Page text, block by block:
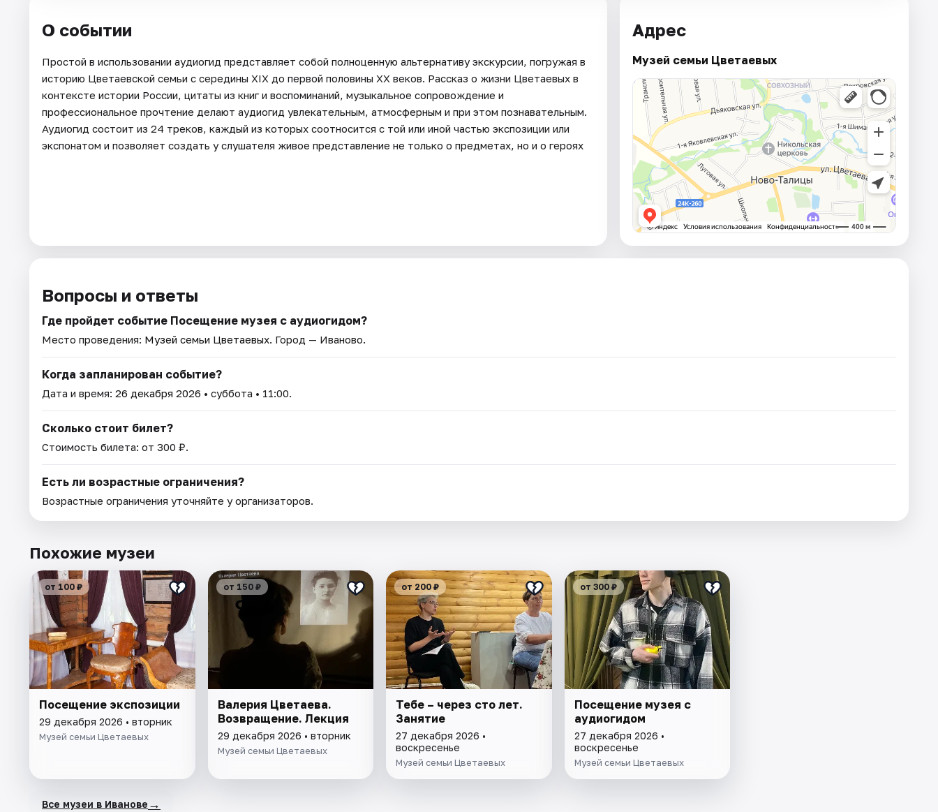
О событии
Простой в использовании аудиогид представляет собой полноценную альтернативу экскурсии, погружая в
историю Цветаевской семьи с середины XIX до первой половины XX веков. Рассказ о жизни Цветаевых в
контексте истории России, цитаты из книг и воспоминаний, музыкальное сопровождение и
профессиональное прочтение делают аудиогид увлекательным, атмосферным и при этом познавательным.
Аудиогид состоит из 24 треков, каждый из которых соотносится с той или иной частью экспозиции или
экспонатом и позволяет создать у слушателя живое представление не только о предметах, но и о героях
Адрес
Музей семьи Цветаевых
Вопросы и ответы
Где пройдет событие Посещение музея с аудиогидом?
Место проведения: Музей семьи Цветаевых. Город — Иваново.
Когда запланирован событие?
Дата и время: 26 декабря 2026 • суббота • 11:00.
Сколько стоит билет?
Стоимость билета: от 300 ₽.
Есть ли возрастные ограничения?
Возрастные ограничения уточняйте у организаторов.
Похожие музеи
от 100 ₽
Посещение экспозиции
29 декабря 2026 • вторник
Музей семьи Цветаевых
от 150 ₽
Валерия Цветаева.
Возвращение. Лекция
29 декабря 2026 • вторник
Музей семьи Цветаевых
от 200 ₽
Тебе – через сто лет.
Занятие
27 декабря 2026 •
воскресенье
Музей семьи Цветаевых
от 300 ₽
Посещение музея с
аудиогидом
27 декабря 2026 •
воскресенье
Музей семьи Цветаевых
Все музеи в Иванове →